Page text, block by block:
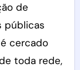
de
públicas
cercado
toda rede,